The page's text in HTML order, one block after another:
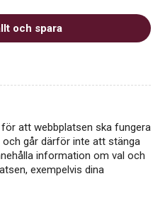
och spara
att webbplatsen ska fungera
går därför inte att stänga
information om val och
exempelvis dina